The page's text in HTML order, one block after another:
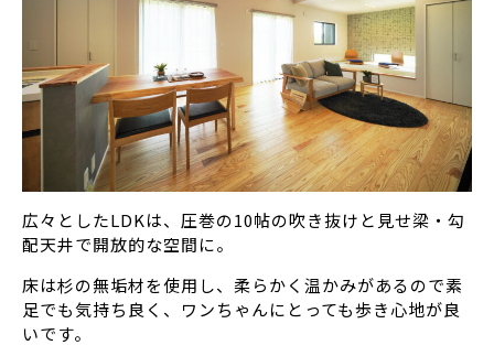
広々としたLDKは、圧巻の10帖の吹き抜けと見せ梁・勾
配天井で開放的な空間に。
床は杉の無垢材を使用し、柔らかく温かみがあるので素
足でも気持ち良く、ワンちゃんにとっても歩き心地が良
いです。